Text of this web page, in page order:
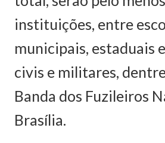
instituições, entre
municipais, estaduais
civis e militares,
Banda dos Fuzileiros
Brasília.